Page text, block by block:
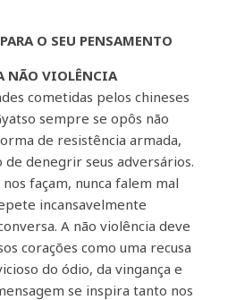
O SEU PENSAMENTO
NÃO VIOLÊNCIA
cometidas pelos chineses
sempre se opôs não
de resistência armada,
de denegrir seus adversários.
façam, nunca falem mal
incansavelmente
A não violência deve
corações como uma recusa
do ódio, da vingança e
se inspira tanto nos